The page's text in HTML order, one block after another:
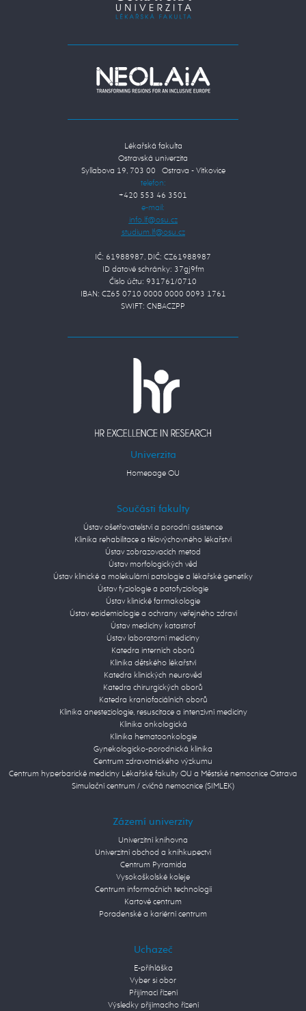
Lékařská fakulta
Ostravská univerzita
Syllabova 19, 703 00 Ostrava - Vítkovice
telefon:
+420 553 46 3501
e-mail:
IČ: 61988987, DIČ: CZ61988987
ID datové schránky: 37gj9fm
Číslo účtu: 931761/0710
IBAN: CZ65 0710 0000 0000 0093 1761
SWIFT: CNBACZPP
Univerzita
Homepage OU
Součásti fakulty
Ústav ošetřovatelství a porodní asistence
Klinika rehabilitace a tělovýchovného lékařství
Ústav zobrazovacích metod
Ústav morfologických věd
Ústav klinické a molekulární patologie a lékařské genetiky
Ústav fyziologie a patofyziologie
Ústav klinické farmakologie
Ústav epidemiologie a ochrany veřejného zdraví
Ústav medicíny katastrof
Ústav laboratorní medicíny
Katedra interních oborů
Klinika dětského lékařství
Katedra klinických neurověd
Katedra chirurgických oborů
Katedra kraniofaciálních oborů
Klinika anesteziologie, resuscitace a intenzivní medicíny
Klinika onkologická
Klinika hematoonkologie
Gynekologicko-porodnická klinika
Centrum zdravotnického výzkumu
Centrum hyperbarické medicíny Lékařské fakulty OU a Městské nemocnice Ostrava
Simulační centrum / cvičná nemocnice (SIMLEK)
Zázemí univerzity
Univerzitní knihovna
Univerzitní obchod a knihkupectví
Centrum Pyramida
Vysokoškolské koleje
Centrum informačních technologií
Kartové centrum
Poradenské a kariérní centrum
Uchazeč
E-přihláška
Vyber si obor
Přijímací řízení
Výsledky přijímacího řízení